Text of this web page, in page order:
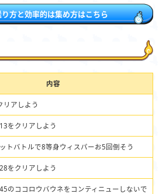
方と効率的は集め方はこちら
内容
リアしよう
をクリアしよう
トバトルで8等身ウィスパーお5回倒そう
をクリアしよう
のココロウバウネをコンティニューしないで